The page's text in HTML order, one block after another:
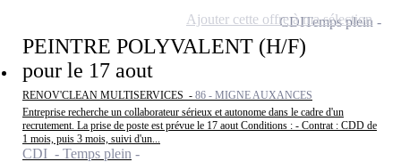
PEINTRE POLYVALENT (H/F)
pour le 17 aout
RENOV'CLEAN MULTISERVICES - 86 - MIGNE AUXANCES
Entreprise recherche un collaborateur sérieux et autonome dans le cadre d'un
recrutement. La prise de poste est prévue le 17 aout Conditions : - Contrat : CDD de
1 mois, puis 3 mois, suivi d'un...
CDI - Temps plein
CDITemps plein
Ajouter cette offre à ma sélection